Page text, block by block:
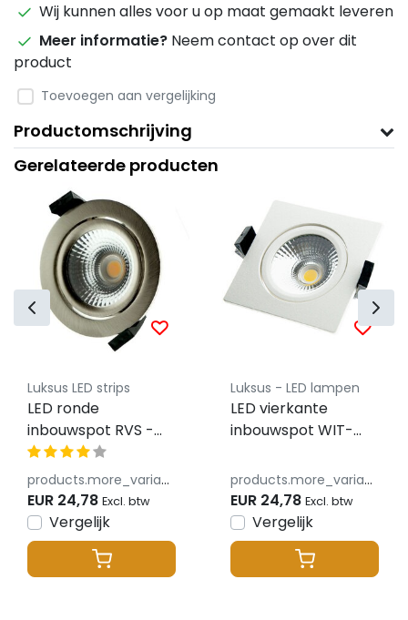
Wij kunnen alles voor u op maat gemaakt leveren
Meer informatie? Neem contact op over dit
product
Toevoegen aan vergelijking
Productomschrijving
Gerelateerde producten
Luksus LED strips
LED ronde
inbouwspot RVS -
kantelbaar – 5W –
Gatmaat 75mm
products.more_variants_available
EUR 24,78 Excl. btw
Vergelijk
Luksus - LED lampen
LED vierkante
inbouwspot WIT-
Gatmaat 75mm
products.more_variants_available
EUR 24,78 Excl. btw
Vergelijk